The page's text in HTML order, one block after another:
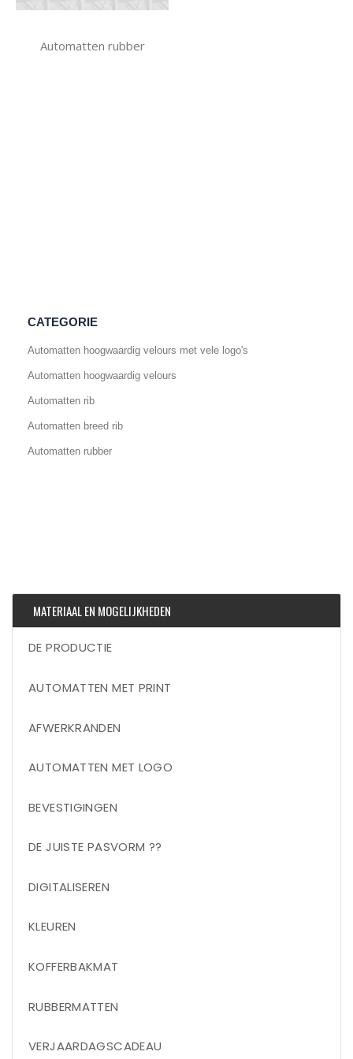
Automatten rubber
CATEGORIE
Automatten hoogwaardig velours met vele logo's
Automatten hoogwaardig velours
Automatten rib
Automatten breed rib
Automatten rubber
MATERIAAL EN MOGELIJKHEDEN
DE PRODUCTIE
AUTOMATTEN MET PRINT
AFWERKRANDEN
AUTOMATTEN MET LOGO
BEVESTIGINGEN
DE JUISTE PASVORM ??
DIGITALISEREN
KLEUREN
KOFFERBAKMAT
RUBBERMATTEN
VERJAARDAGSCADEAU